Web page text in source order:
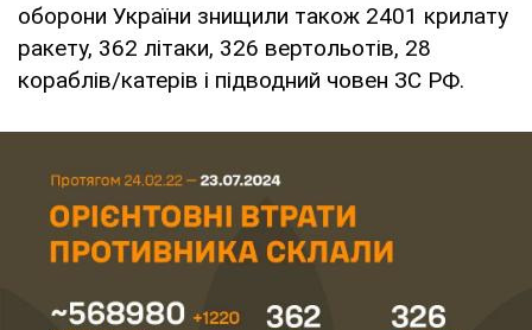
оборони України знищили також 2401 крилату
ракету, 362 літаки, 326 вертольотів, 28
кораблів/катерів і підводний човен ЗС РФ.